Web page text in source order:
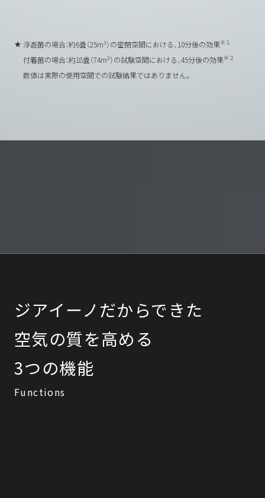
★ 浮遊菌の場合：約6畳（25m³）の密閉空間における、10分後の効果※１
付着菌の場合：約18畳（74m³）の試験空間における、45分後の効果※２
数値は実際の使用空間での試験結果ではありません。
ジアイーノだからできた
空気の質を高める
3つの機能
Functions